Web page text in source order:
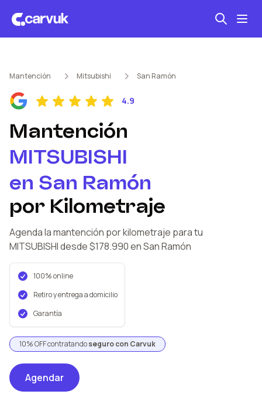
Mantención kilometraje
Revisión técnica
Mantención Mitsubishi San Ramón
4.9
Mantención
MITSUBISHI
en San Ramón
por Kilometraje
Agenda la mantención por kilometraje para tu
MITSUBISHIdesde $178.990en San Ramón
100% online
Retiro y entrega a domicilio
Garantía
10% OFF contratandoseguro con Carvuk
Agendar